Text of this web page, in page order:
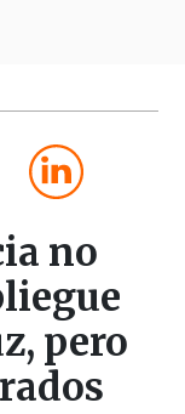
no
pero